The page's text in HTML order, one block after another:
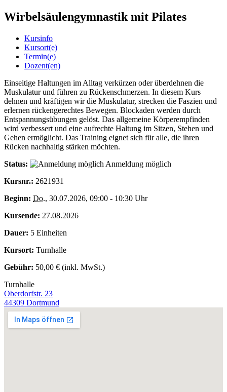
Wirbelsäulengymnastik mit Pilates
Kursinfo
Kursort(e)
Termin(e)
Dozent(en)
Einseitige Haltungen im Alltag verkürzen oder überdehnen die
Muskulatur und führen zu Rückenschmerzen. In diesem Kurs
dehnen und kräftigen wir die Muskulatur, strecken die Faszien und
erlernen rückengerechtes Bewegen. Blockaden werden durch
Entspannungsübungen gelöst. Das allgemeine Körperempfinden
wird verbessert und eine aufrechte Haltung im Sitzen, Stehen und
Gehen ermöglicht. Das Training eignet sich für alle, die ihren
Rücken nachhaltig stärken möchten.
Status:
Anmeldung möglich
Kursnr.: 2621931
Beginn: Do., 30.07.2026, 09:00 - 10:30 Uhr
Kursende: 27.08.2026
Dauer: 5 Einheiten
Kursort: Turnhalle
Gebühr: 50,00 € (inkl. MwSt.)
Turnhalle
Oberdorfstr. 23
44309 Dortmund